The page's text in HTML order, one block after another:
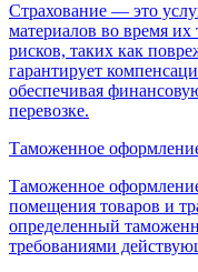
Страхование — это
материалов во время
рисков, таких как
гарантирует
обеспечивая
перевозке.
Таможенное
Таможенное
помещения товаров и
определенный
требованиями